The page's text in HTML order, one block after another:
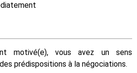
motivé(e), vous avez un sens
prédispositions à la négociations.